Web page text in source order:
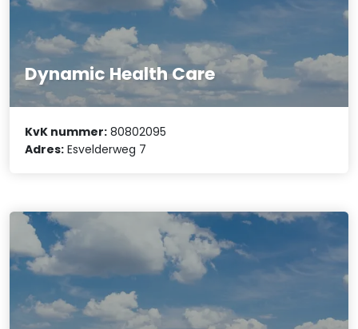
Dynamic Health Care
KvK nummer: 80802095
Adres: Esvelderweg 7